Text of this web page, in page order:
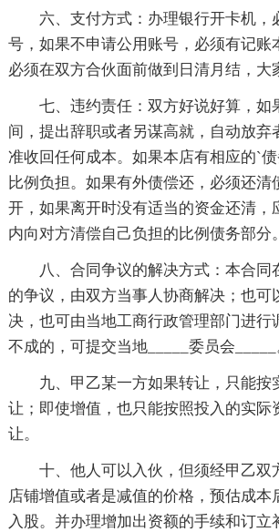
六、支付方式：办理银行开卡机，
号，如果不申请公用账号，必须有记账
必须在双方合伙面前做到日清月结，大
七、违约责任：双方好说好算，如
间，提出辞职或者另谋高就，自动放弃
准收回任何成本。如果本店有相应的`
比例负担。如果有外债偿还，必须还清
开，如果离开时没有适当的资金还清，
内向对方清偿自己负担的比例债务部分。
八、合同争议的解决方式：本合同
的争议，由双方当事人协商解决；也可
决，也可由当地工商行政管理部门进行
不成的，可提交当地_____委员会_____
九、甲乙某一方如果转让，只能按
让；即使增值，也只能按照投入的实际
让。
十、他人可以入伙，但须经甲乙双
店铺增值或者是减值的价格，预估成本
入股。并办理增加出资额的手续和订立